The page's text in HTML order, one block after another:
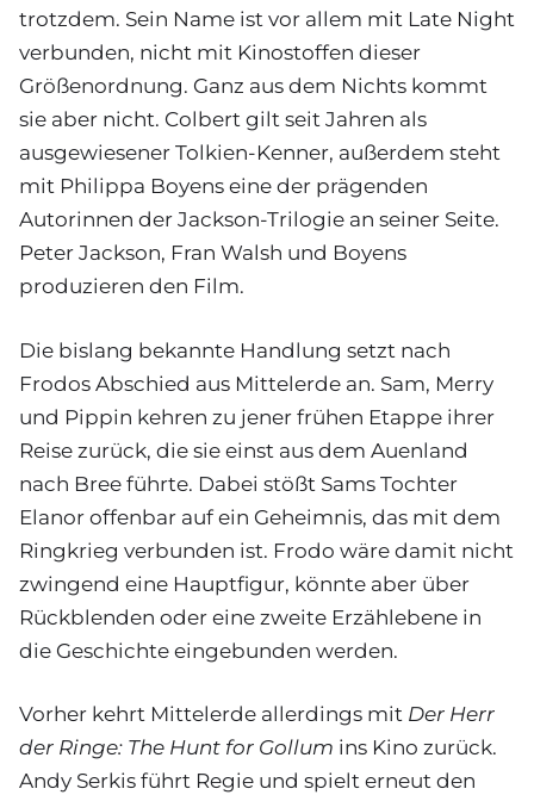
trotzdem. Sein Name ist vor allem mit Late Night
verbunden, nicht mit Kinostoffen dieser
Größenordnung. Ganz aus dem Nichts kommt
sie aber nicht. Colbert gilt seit Jahren als
ausgewiesener Tolkien-Kenner, außerdem steht
mit Philippa Boyens eine der prägenden
Autorinnen der Jackson-Trilogie an seiner Seite.
Peter Jackson, Fran Walsh und Boyens
produzieren den Film.
Die bislang bekannte Handlung setzt nach
Frodos Abschied aus Mittelerde an. Sam, Merry
und Pippin kehren zu jener frühen Etappe ihrer
Reise zurück, die sie einst aus dem Auenland
nach Bree führte. Dabei stößt Sams Tochter
Elanor offenbar auf ein Geheimnis, das mit dem
Ringkrieg verbunden ist. Frodo wäre damit nicht
zwingend eine Hauptfigur, könnte aber über
Rückblenden oder eine zweite Erzählebene in
die Geschichte eingebunden werden.
Vorher kehrt Mittelerde allerdings mit Der Herr
der Ringe: The Hunt for Gollum ins Kino zurück.
Andy Serkis führt Regie und spielt erneut den